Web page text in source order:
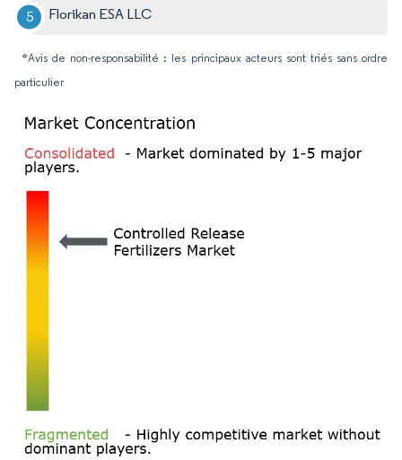
Florikan ESA LLC
*Avis de non-responsabilité : les principaux acteurs sont triés sans ordre
particulier